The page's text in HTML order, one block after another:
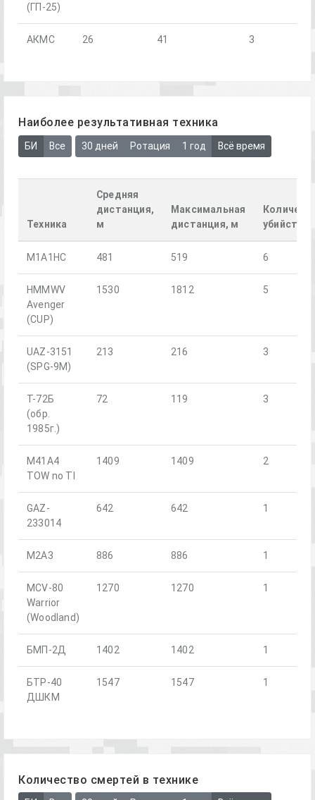
(ГП-25)
АКМС 26 41 3
Наиболее результативная техника
БИ Все 30 дней Ротация 1 год Всё время
Техника
Средняя
дистанция,
м
Максимальная
дистанция, м
убийств
M1A1HC 481 519 6
HMMWV
Avenger
(CUP)
1530 1812 5
UAZ-3151
(SPG-9M)
213 216 3
Т-72Б
(обр.
1985г.)
72 119 3
M41A4
TOW no TI
1409 1409 2
GAZ-
233014
642 642 1
M2A3 886 886 1
MCV-80
Warrior
(Woodland)
1270 1270 1
БМП-2Д 1402 1402 1
БТР-40
ДШКМ
1547 1547 1
Количество смертей в технике